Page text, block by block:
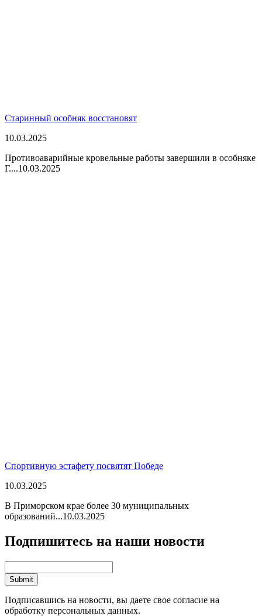
Старинный особняк восстановят
10.03.2025
Противоаварийные кровельные работы завершили в особняке
Г....10.03.2025
Спортивную эстафету посвятят Победе
10.03.2025
В Приморском крае более 30 муниципальных
образований...10.03.2025
Подпишитесь на наши новости
Подписавшись на новости, вы даете свое согласие на
обработку персональных данных.